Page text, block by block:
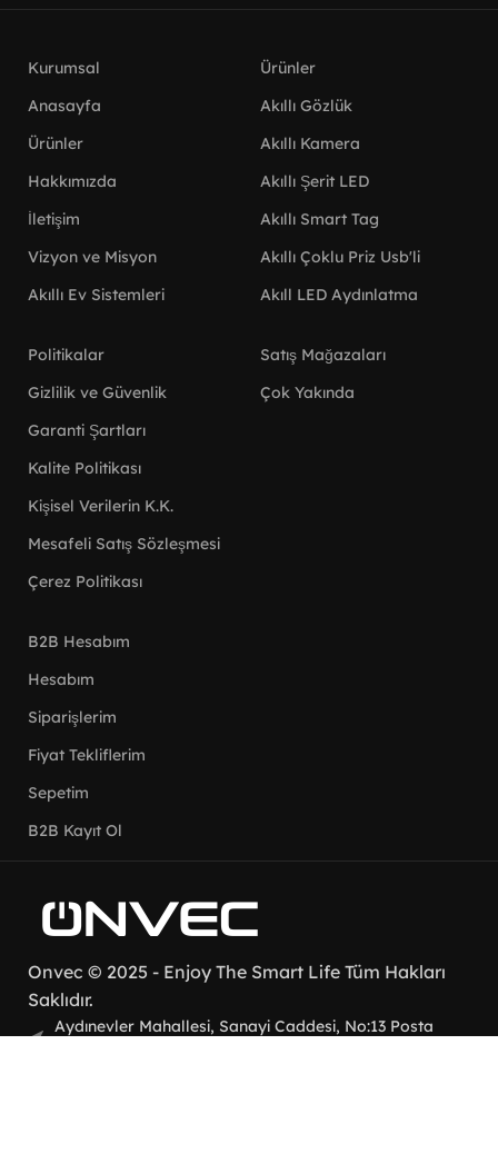
Kurumsal
Anasayfa
Ürünler
Hakkımızda
İletişim
Vizyon ve Misyon
Akıllı Ev Sistemleri
Ürünler
Akıllı Gözlük
Akıllı Kamera
Akıllı Şerit LED
Akıllı Smart Tag
Akıllı Çoklu Priz Usb'li
Akıll LED Aydınlatma
Politikalar
Gizlilik ve Güvenlik
Garanti Şartları
Kalite Politikası
Kişisel Verilerin K.K.
Mesafeli Satış Sözleşmesi
Çerez Politikası
Satış Mağazaları
Çok Yakında
B2B Hesabım
Hesabım
Siparişlerim
Fiyat Tekliflerim
Sepetim
B2B Kayıt Ol
Onvec© 2025- Enjoy The Smart Life Tüm Hakları
Saklıdır.
Aydınevler Mahallesi, Sanayi Caddesi, No:13 Posta